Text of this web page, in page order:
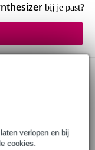
verlopen en bij
cookies.
bij je past?